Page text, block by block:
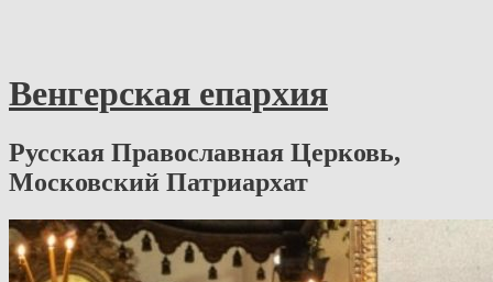
Венгерская епархия
Русская Православная Церковь,
Московский Патриархат